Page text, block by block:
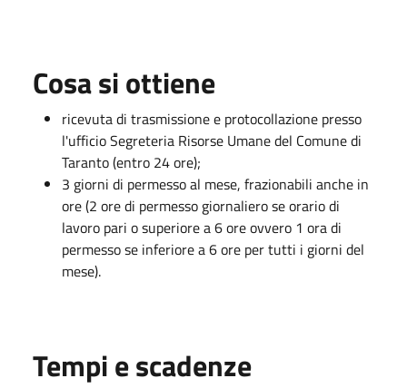
Cosa si ottiene
ricevuta di trasmissione e protocollazione presso
l'ufficio Segreteria Risorse Umane del Comune di
Taranto (entro 24 ore);
3 giorni di permesso al mese, frazionabili anche in
ore (2 ore di permesso giornaliero se orario di
lavoro pari o superiore a 6 ore ovvero 1 ora di
permesso se inferiore a 6 ore per tutti i giorni del
mese).
Tempi e scadenze